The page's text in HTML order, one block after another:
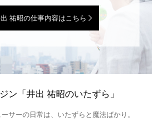
祐昭の仕事内容はこちら
ン「井出 祐昭のいたずら」
サーの日常は、いたずらと魔法ばかり。